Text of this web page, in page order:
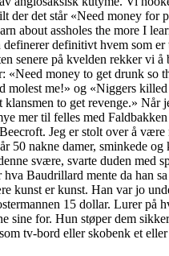
der det står «Need money for
about assholes the more I
definitivt hvem som er
senere på kvelden rekker vi
«Need money to get drunk so
molest me!» og «Niggers
klansmen to get revenge.» Når
mer til felles med
Jeg er stolt over å
50 nakne damer, sminkede og
svære, svarte duden med
hva Baudrillard mente da han
kunst er kunst. Han var jo
15 dollar. Lurer på
sine for. Hun støper dem
tv-bord eller skobenk et